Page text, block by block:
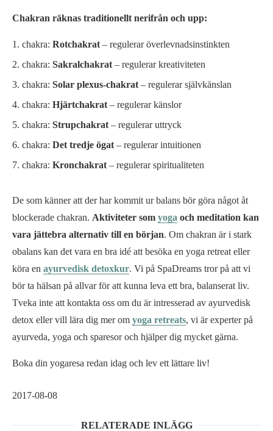
Chakran räknas traditionellt nerifrån och upp:
chakra: Rotchakrat – regulerar överlevnadsinstinkten
chakra: Sakralchakrat – regulerar kreativiteten
chakra: Solar plexus-chakrat – regulerar självkänslan
chakra: Hjärtchakrat – regulerar känslor
chakra: Strupchakrat – regulerar uttryck
chakra: Det tredje ögat – regulerar intuitionen
chakra: Kronchakrat – regulerar spiritualiteten
De som känner att der har kommit ur balans bör göra något åt
blockerade chakran. Aktiviteter som yoga och meditation kan
vara jättebra alternativ till en början. Om chakran är i stark
obalans kan det vara en bra idé att besöka en yoga retreat eller
köra en ayurvedisk detoxkur. Vi på SpaDreams tror på att vi
bör ta hälsan på allvar för att kunna leva ett bra, balanserat liv.
Tveka inte att kontakta oss om du är intresserad av ayurvedisk
detox eller vill lära dig mer om yoga retreats, vi är experter på
ayurveda, yoga och sparesor och hjälper dig mycket gärna.
Boka din yogaresa redan idag och lev ett lättare liv!
2017-08-08
RELATERADE INLÄGG